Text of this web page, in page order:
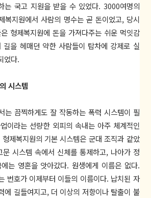
는 국고 지원을 받을 수 있었다. 3000여명의
복지원에서 사람의 명수는 곧 돈이었고, 당시
형제복지원에 돈을 가져다주는 쉬운 먹잇감
길을 헤매던 약한 사람들이 탑차에 강제로 실
었다.
시스템
는 끔찍하게도 잘 작동하는 폭력 시스템이 필
이라는 선량한 외피의 속내는 아주 체계적인
제복지원의 기본 시스템은 군대 조직과 같았
시스템 속에서 신체를 통제하고, 나아가 정
는 영혼을 앗아갔다. 원생에게 이름은 없다.
번호가 이제부터 이들의 이름이다. 납치된 자
에 길들여지고, 더 이상의 저항이나 탈출이 불